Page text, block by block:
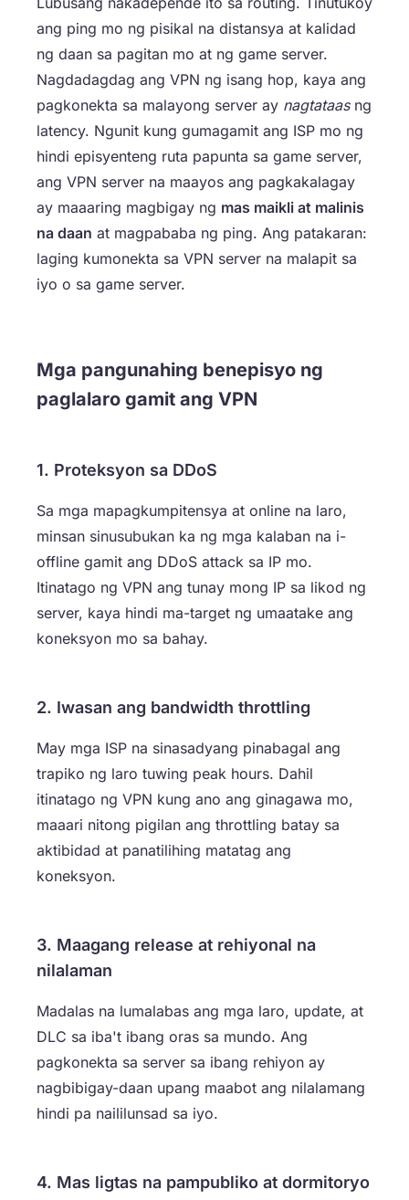
ang ping mo ng pisikal na distansya at kalidad
ng daan sa pagitan mo at ng game server.
Nagdadagdag ang VPN ng isang hop, kaya ang
pagkonekta sa malayong server ay nagtataasng
latency. Ngunit kung gumagamit ang ISP mo ng
hindi episyenteng ruta papunta sa game server,
ang VPN server na maayos ang pagkakalagay
ay maaaring magbigay ng mas maikli at malinis
na daan at magpababa ng ping. Ang patakaran:
laging kumonekta sa VPN server na malapit sa
iyo o sa game server.
Mga pangunahing benepisyo ng
paglalaro gamit ang VPN
1. Proteksyon sa DDoS
Sa mga mapagkumpitensya at online na laro,
minsan sinusubukan ka ng mga kalaban na i-
offline gamit ang DDoS attack sa IP mo.
Itinatago ng VPN ang tunay mong IP sa likod ng
server, kaya hindi ma-target ng umaatake ang
koneksyon mo sa bahay.
2. Iwasan ang bandwidth throttling
May mga ISP na sinasadyang pinabagal ang
trapiko ng laro tuwing peak hours. Dahil
itinatago ng VPN kung ano ang ginagawa mo,
maaari nitong pigilan ang throttling batay sa
aktibidad at panatilihing matatag ang
koneksyon.
3. Maagang release at rehiyonal na
nilalaman
Madalas na lumalabas ang mga laro, update, at
DLC sa iba't ibang oras sa mundo. Ang
pagkonekta sa server sa ibang rehiyon ay
nagbibigay-daan upang maabot ang nilalamang
hindi pa naililunsad sa iyo.
4. Mas ligtas na pampubliko at dormitoryo